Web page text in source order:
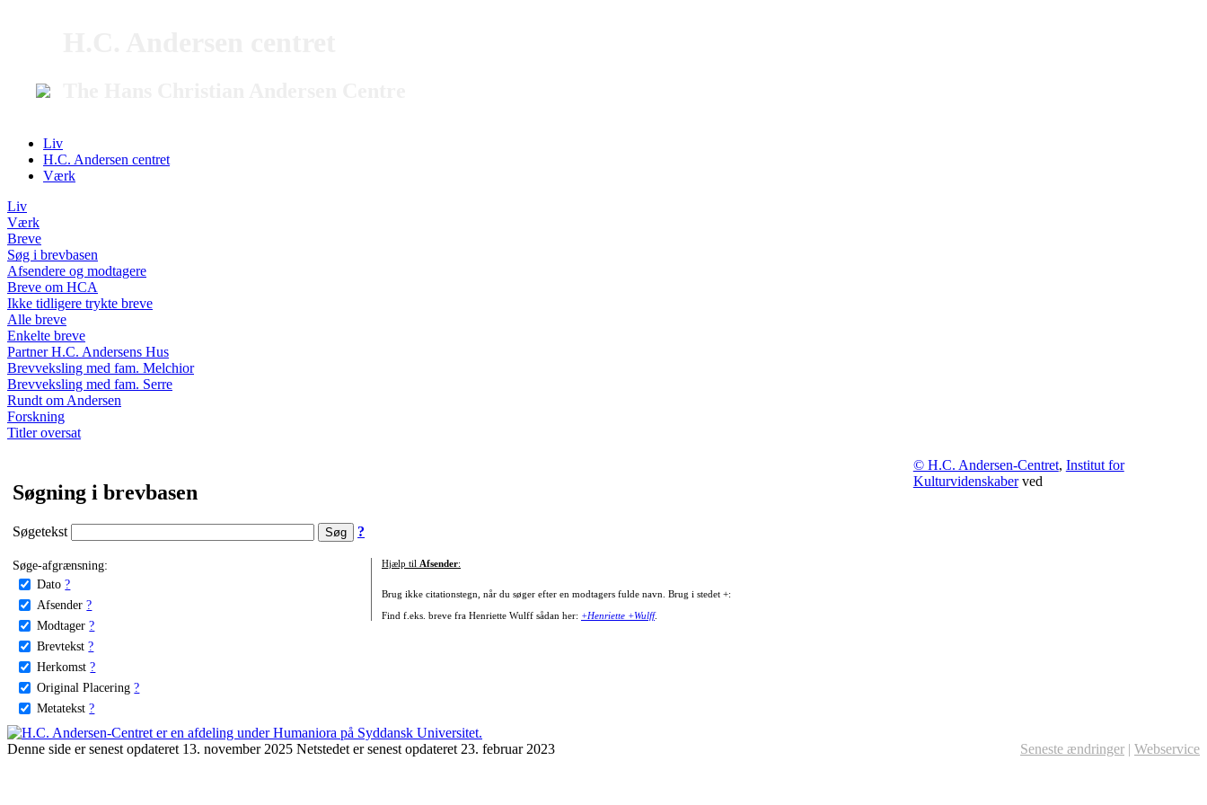
Liv
H.C. Andersen centret
Værk
Liv
Værk
Breve
Søg i brevbasen
Afsendere og modtagere
Breve om HCA
Ikke tidligere trykte breve
Alle breve
Enkelte breve
Partner H.C. Andersens Hus
Brevveksling med fam. Melchior
Brevveksling med fam. Serre
Rundt om Andersen
Forskning
Titler oversat
Søgning i brevbasen
Søgetekst ?
Søge-afgrænsning:
Dato ?
Afsender ?
Modtager ?
Brevtekst ?
Herkomst ?
Original Placering ?
Metatekst ?
Hjælp til Afsender:
Brug ikke citationstegn, når du søger efter en modtagers fulde navn. Brug i stedet +:
Find f.eks. breve fra Henriette Wulff sådan her: +Henriette +Wulff.
© H.C. Andersen-Centret, Institut for
Kulturvidenskaberved
Denne side er senest opdateret 13. november 2025 Netstedet er senest opdateret 23. februar 2023 Seneste ændringer | Webservice